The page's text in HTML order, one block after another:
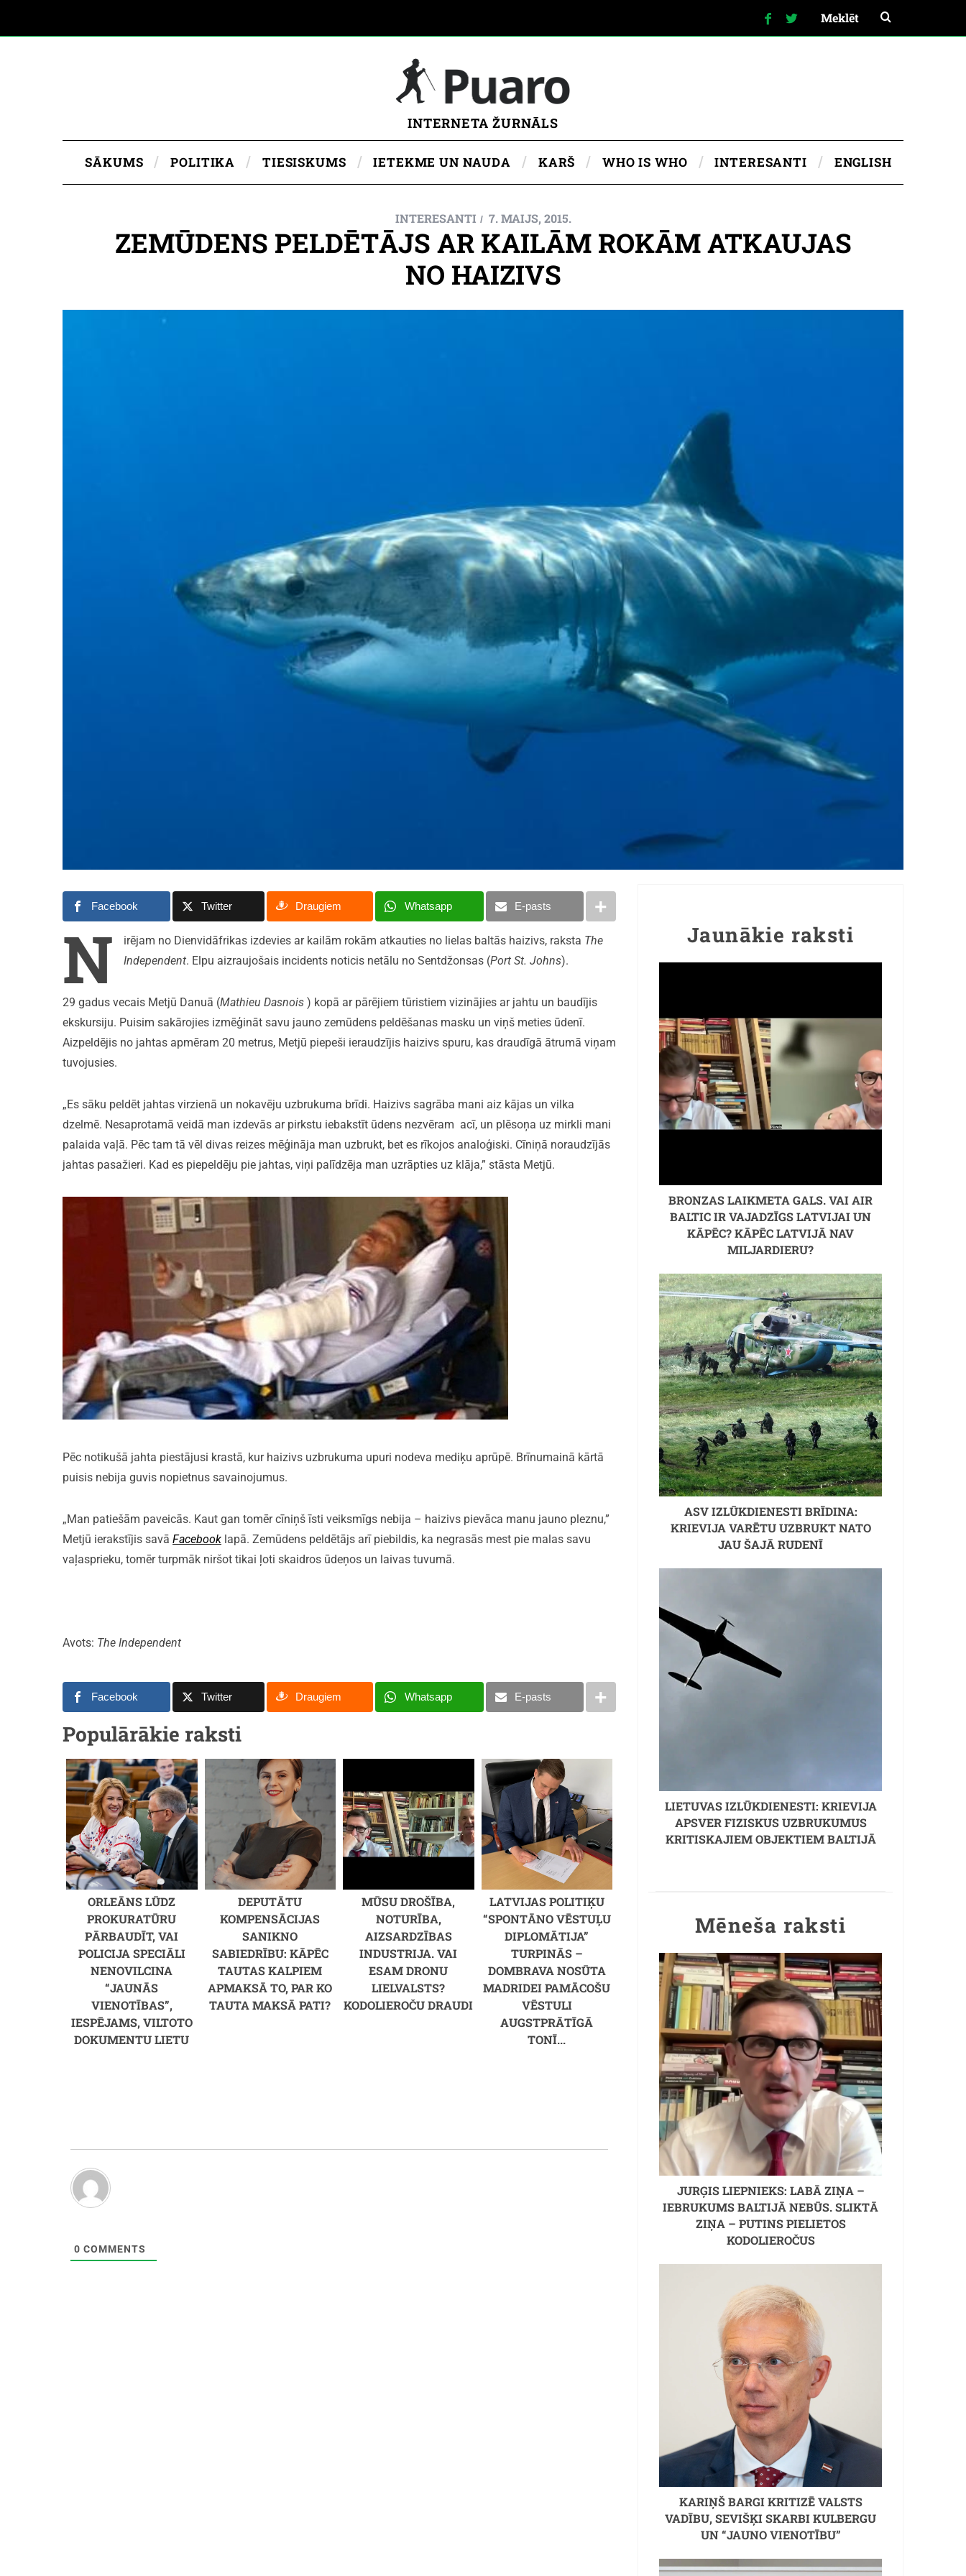
INTERNETA ŽURNĀLS
SĀKUMS POLITIKA TIESISKUMS IETEKME UN NAUDA KARŠ WHO IS WHO INTERESANTI ENGLISH
INTERESANTI 7. MAIJS, 2015.
ZEMŪDENS PELDĒTĀJS AR KAILĀM ROKĀM ATKAUJAS
NO HAIZIVS
Facebook Twitter Draugiem Whatsapp E-pasts
N irējam no Dienvidāfrikas izdevies ar kailām rokām atkauties no lielas baltās haizivs, raksta The
Independent. Elpu aizraujošais incidents noticis netālu no Sentdžonsas (Port St. Johns).
29 gadus vecais Metjū Danuā (Mathieu Dasnois ) kopā ar pārējiem tūristiem vizinājies ar jahtu un baudījis
ekskursiju. Puisim sakārojies izmēģināt savu jauno zemūdens peldēšanas masku un viņš meties ūdenī.
Aizpeldējis no jahtas apmēram 20 metrus, Metjū piepeši ieraudzījis haizivs spuru, kas draudīgā ātrumā viņam
tuvojusies.
„Es sāku peldēt jahtas virzienā un nokavēju uzbrukuma brīdi. Haizivs sagrāba mani aiz kājas un vilka
dzelmē. Nesaprotamā veidā man izdevās ar pirkstu iebakstīt ūdens nezvēram acī, un plēsoņa uz mirkli mani
palaida vaļā. Pēc tam tā vēl divas reizes mēģināja man uzbrukt, bet es rīkojos analoģiski. Cīniņā noraudzījās
jahtas pasažieri. Kad es piepeldēju pie jahtas, viņi palīdzēja man uzrāpties uz klāja,” stāsta Metjū.
Pēc notikušā jahta piestājusi krastā, kur haizivs uzbrukuma upuri nodeva mediķu aprūpē. Brīnumainā kārtā
puisis nebija guvis nopietnus savainojumus.
„Man patiešām paveicās. Kaut gan tomēr cīniņš īsti veiksmīgs nebija – haizivs pievāca manu jauno pleznu,”
Metjū ierakstījis savā Facebook lapā. Zemūdens peldētājs arī piebildis, ka negrasās mest pie malas savu
vaļasprieku, tomēr turpmāk niršot tikai ļoti skaidros ūdeņos un laivas tuvumā.
Avots: The Independent
Facebook Twitter Draugiem Whatsapp E-pasts
Populārākie raksti
ORLEĀNS LŪDZ
PROKURATŪRU
PĀRBAUDĪT, VAI
POLICIJA SPECIĀLI
NENOVILCINA
“JAUNĀS
VIENOTĪBAS”,
IESPĒJAMS, VILTOTO
DOKUMENTU LIETU
DEPUTĀTU
KOMPENSĀCIJAS
SANIKNO
SABIEDRĪBU: KĀPĒC
TAUTAS KALPIEM
APMAKSĀ TO, PAR KO
TAUTA MAKSĀ PATI?
MŪSU DROŠĪBA,
NOTURĪBA,
AIZSARDZĪBAS
INDUSTRIJA. VAI
ESAM DRONU
LIELVALSTS?
KODOLIEROČU DRAUDI
LATVIJAS POLITIĶU
“SPONTĀNO VĒSTUĻU
DIPLOMĀTIJA”
TURPINĀS –
DOMBRAVA NOSŪTA
MADRIDEI PAMĀCOŠU
VĒSTULI
AUGSTPRĀTĪGĀ
TONĪ...
0 COMMENTS
Jaunākie raksti
BRONZAS LAIKMETA GALS. VAI AIR
BALTIC IR VAJADZĪGS LATVIJAI UN
KĀPĒC? KĀPĒC LATVIJĀ NAV
MILJARDIERU?
ASV IZLŪKDIENESTI BRĪDINA:
KRIEVIJA VARĒTU UZBRUKT NATO
JAU ŠAJĀ RUDENĪ
LIETUVAS IZLŪKDIENESTI: KRIEVIJA
APSVER FIZISKUS UZBRUKUMUS
KRITISKAJIEM OBJEKTIEM BALTIJĀ
Mēneša raksti
JURĢIS LIEPNIEKS: LABĀ ZIŅA –
IEBRUKUMS BALTIJĀ NEBŪS. SLIKTĀ
ZIŅA – PUTINS PIELIETOS
KODOLIEROČUS
KARIŅŠ BARGI KRITIZĒ VALSTS
VADĪBU, SEVIŠĶI SKARBI KULBERGU
UN “JAUNO VIENOTĪBU”